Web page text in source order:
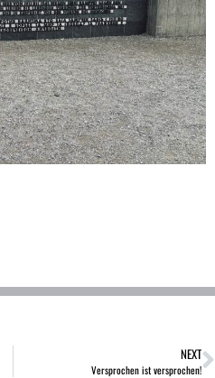
NEXT
Versprochen ist versprochen!